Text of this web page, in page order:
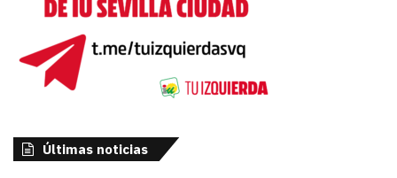
Últimas noticias